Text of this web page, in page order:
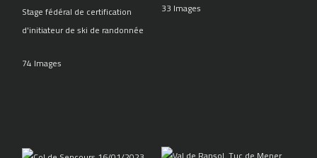
Stage fédéral de certification
d'initiateur de ski de randonnée
74 Images
33 Images